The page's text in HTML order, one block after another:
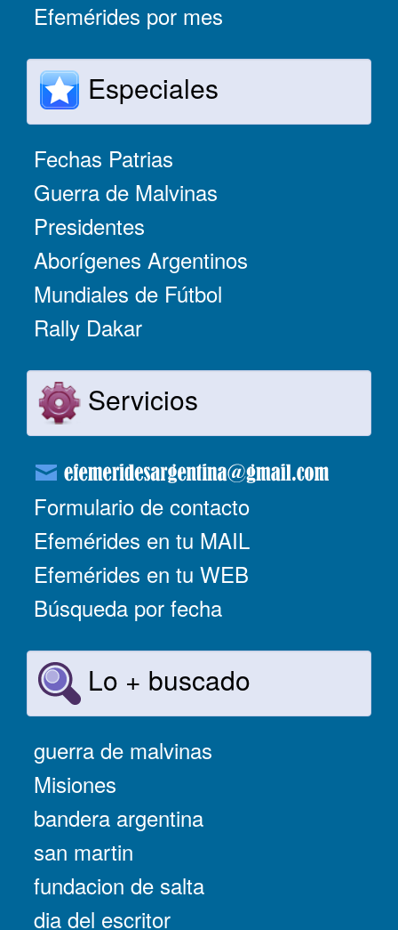
Efemérides por mes
Especiales
Fechas Patrias
Guerra de Malvinas
Presidentes
Aborígenes Argentinos
Mundiales de Fútbol
Rally Dakar
Servicios
Formulario de contacto
Efemérides en tu MAIL
Efemérides en tu WEB
Búsqueda por fecha
Lo + buscado
guerra de malvinas
Misiones
bandera argentina
san martin
fundacion de salta
dia del escritor